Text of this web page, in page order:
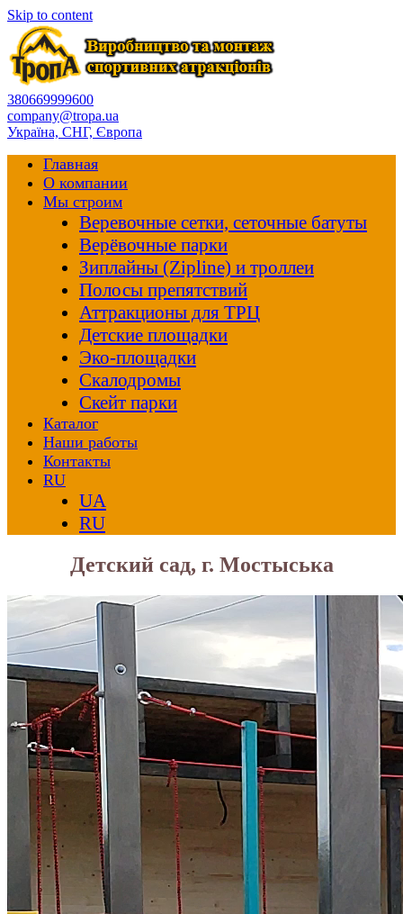
Skip to content
380669999600
company@tropa.ua
Україна, СНГ, Європа
Главная
О компании
Мы строим
Веревочные сетки, сеточные батуты
Верёвочные парки
Зиплайны (Zipline) и троллеи
Полосы препятствий
Аттракционы для ТРЦ
Детские площадки
Эко-площадки
Скалодромы
Скейт парки
Каталог
Наши работы
Контакты
RU
UA
RU
Детский сад, г. Мостыська